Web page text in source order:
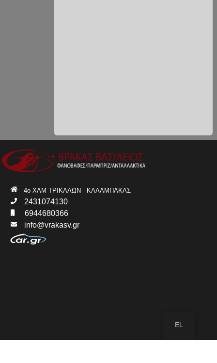
4ο ΧΛΜ ΤΡΙΚΑΛΩΝ - ΚΑΛΑΜΠΑΚΑΣ
2431074130
6944680366
info@vrakasv.gr
EL